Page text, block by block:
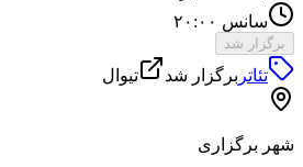
سانس ۲۰:۰۰
برگزار شد
تئاتر برگزار شد تیوال
شهر برگزاری